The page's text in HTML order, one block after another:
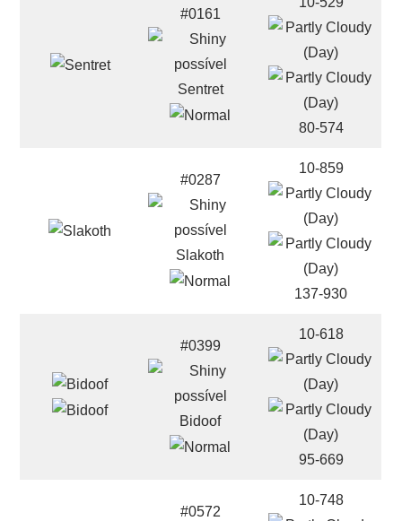
#0161
Sentret
80-574
#0287
Slakoth
10-859
137-930
#0399
Bidoof
10-618
95-669
#0572
10-748